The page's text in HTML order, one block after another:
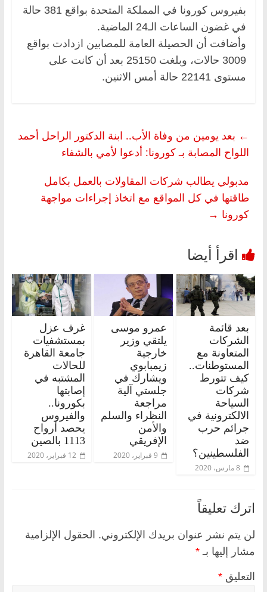
بفيروس كورونا في المملكة المتحدة بواقع 381 حالة
في غضون الساعات الـ24 الماضية.
وأضافت أن الحصيلة العامة للمصابين ازدادت بواقع
3009 حالات، وبلغت 25150 بعد أن كانت على
مستوى 22141 حالة أمس الاثنين.
← بعد يومين من وفاة الأب.. ابنة الدكتور الراحل أحمد
اللواح المصابة بـ كورونا: أدعوا لأمي بالشفاء
مدبولي يطالب شركات المقاولات بالعمل بكامل
طاقتها في كل المواقع مع اتخاذ إجراءات مواجهة
كورونا →
بعد قائمة
الشركات
المتعاونة مع
المستوطنات..
كيف تتورط
شركات
السياحة
الالكترونية في
جرائم حرب
ضد
الفلسطينين؟
8 مارس، 2020
عمرو موسى
يلتقي وزير
خارجية
زيمبابوي
ويشارك في
جلستي آلية
مراجعة
النظراء والسلم
والأمن
الإفريقي
9 فبراير، 2020
غرف عزل
بمستشفيات
جامعة القاهرة
للحالات
المشتبه في
إصابتها
بكورونا..
والفيروس
يحصد أرواح
1113 بالصين
12 فبراير، 2020
اترك تعليقاً
لن يتم نشر عنوان بريدك الإلكتروني. الحقول الإلزامية
مشار إليها بـ *
التعليق *